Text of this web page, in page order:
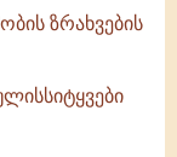
ზრახვების